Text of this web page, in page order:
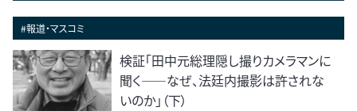
#報道・マスコミ
検証「田中元総理隠し撮りカメラマンに
聞く――なぜ、法廷内撮影は許されな
いのか」（下）